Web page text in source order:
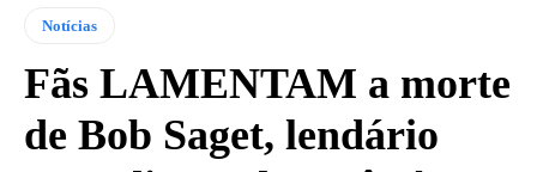
Notícias
Fãs LAMENTAM a morte
de Bob Saget, lendário